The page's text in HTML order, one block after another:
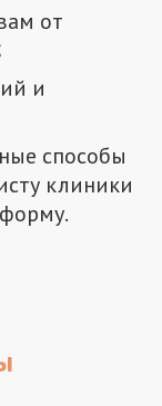
от
и
способы
клиники